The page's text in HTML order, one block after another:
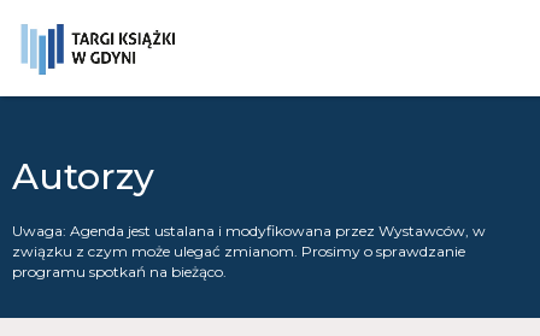
Autorzy
Uwaga: Agenda jest ustalana i modyfikowana przez Wystawców, w
związku z czym może ulegać zmianom. Prosimy o sprawdzanie
programu spotkań na bieżąco.